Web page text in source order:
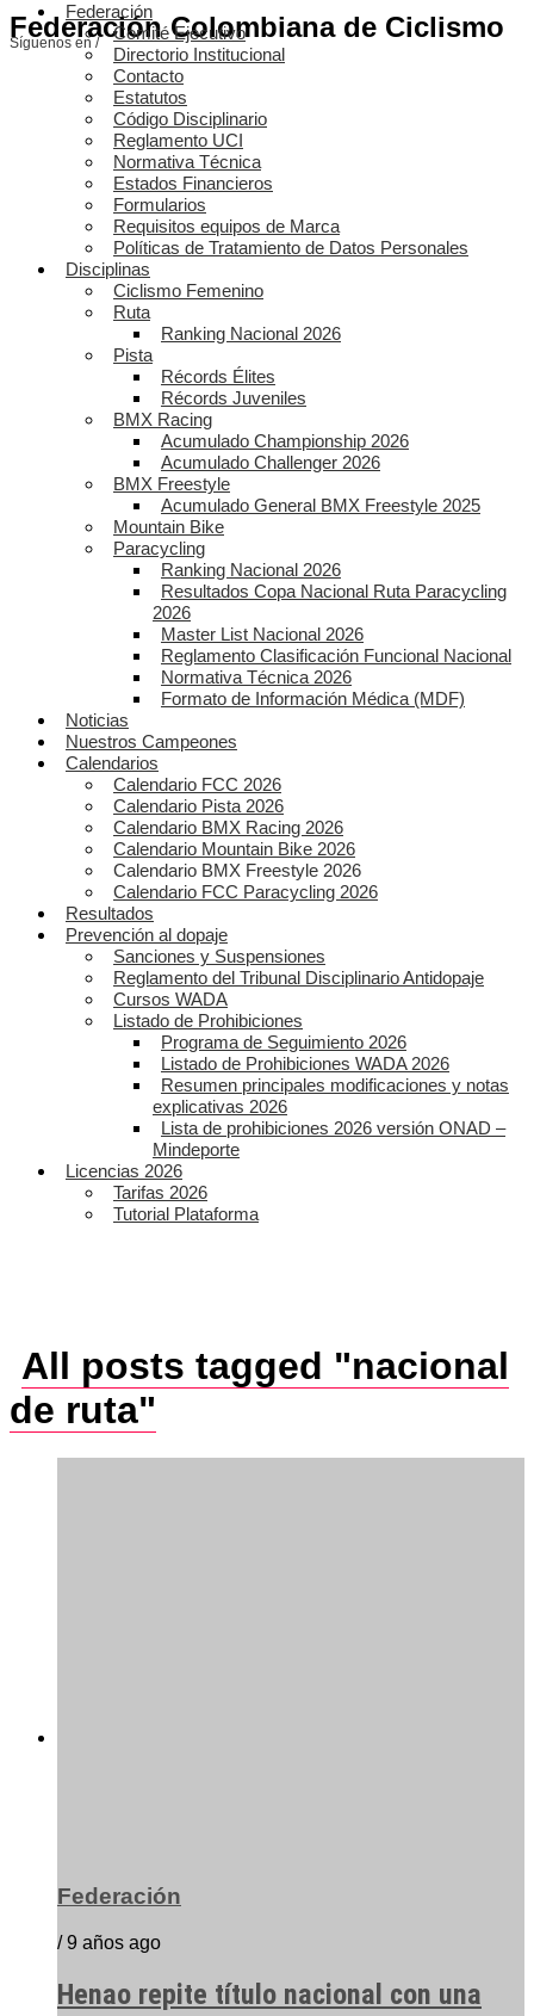
Federación Colombiana de Ciclismo
Síguenos en /
Federación
Comité Ejecutivo
Directorio Institucional
Contacto
Estatutos
Código Disciplinario
Reglamento UCI
Normativa Técnica
Estados Financieros
Formularios
Requisitos equipos de Marca
Políticas de Tratamiento de Datos Personales
Disciplinas
Ciclismo Femenino
Ruta
Ranking Nacional 2026
Pista
Récords Élites
Récords Juveniles
BMX Racing
Acumulado Championship 2026
Acumulado Challenger 2026
BMX Freestyle
Acumulado General BMX Freestyle 2025
Mountain Bike
Paracycling
Ranking Nacional 2026
Resultados Copa Nacional Ruta Paracycling
2026
Master List Nacional 2026
Reglamento Clasificación Funcional Nacional
Normativa Técnica 2026
Formato de Información Médica (MDF)
Noticias
Nuestros Campeones
Calendarios
Calendario FCC 2026
Calendario Pista 2026
Calendario BMX Racing 2026
Calendario Mountain Bike 2026
Calendario BMX Freestyle 2026
Calendario FCC Paracycling 2026
Resultados
Prevención al dopaje
Sanciones y Suspensiones
Reglamento del Tribunal Disciplinario Antidopaje
Cursos WADA
Listado de Prohibiciones
Programa de Seguimiento 2026
Listado de Prohibiciones WADA 2026
Resumen principales modificaciones y notas
explicativas 2026
Lista de prohibiciones 2026 versión ONAD –
Mindeporte
Licencias 2026
Tarifas 2026
Tutorial Plataforma
All posts tagged "nacional
de ruta"
Federación
/ 9 años ago
Henao repite título nacional con una